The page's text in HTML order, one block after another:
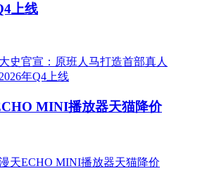
上线
MINI播放器天猫降价